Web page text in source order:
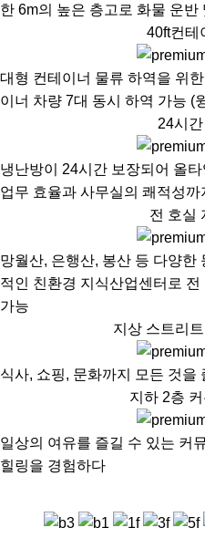
한 6m의 높은 층고로 화물 운반
40ft컨테
대형 컨테이너 물류 하역을 위
이너 차량 7대 동시 하역 가능 (
24시
냉난방이 24시간 보장되어 올
업무 효율과 사무실의 쾌적성
전 호실
망월산, 은행산, 봉산 등 다양한
적인 친환경 지식산업센터로
가능
지상 스트리
식사, 쇼핑, 문화까지 모든 것을
지하 2층
일상의 여유를 즐길 수 있는 커
힐링을 경험하다